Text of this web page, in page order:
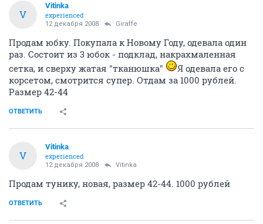
V
Vitinka
experienced
12 декабря 2008 Giraffe
Продам юбку. Покупала к Новому Году, одевала один
раз. Состоит из 3 юбок - подклад, накрахмаленная
сетка, и сверху жатая "тканюшка"
Я одевала его с
корсетом, смотрится супер. Отдам за 1000 рублей.
Размер 42-44
ОТВЕТИТЬ
V
Vitinka
experienced
12 декабря 2008 Vitinka
Продам тунику, новая, размер 42-44. 1000 рублей
ОТВЕТИТЬ